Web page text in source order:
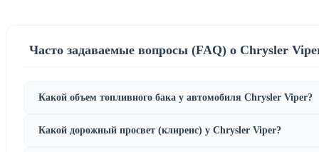
Часто задаваемые вопросы (FAQ) о Chrysler
Какой объем топливного бака у автомобиля Chrysler Viper?
Какой дорожный просвет (клиренс) у Chrysler Viper?